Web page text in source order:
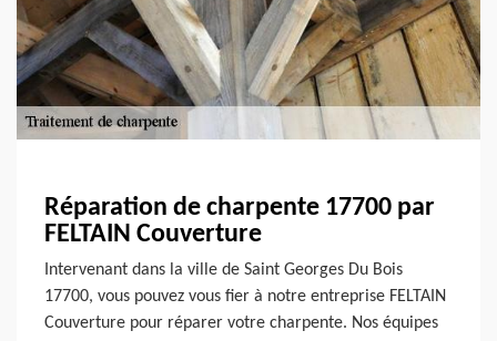
Réparation de charpente 17700 par
FELTAIN Couverture
Intervenant dans la ville de Saint Georges Du Bois
17700, vous pouvez vous fier à notre entreprise FELTAIN
Couverture pour réparer votre charpente. Nos équipes